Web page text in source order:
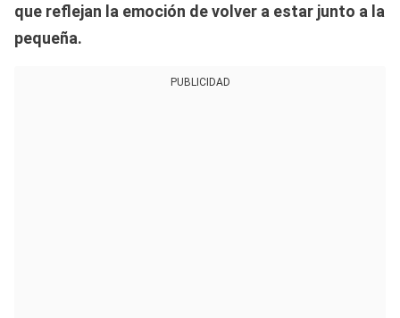
que reflejan la emoción de volver a estar junto a la
pequeña.
PUBLICIDAD